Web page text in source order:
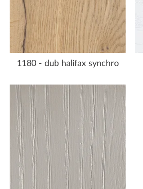
1180 - dub halifax synchro